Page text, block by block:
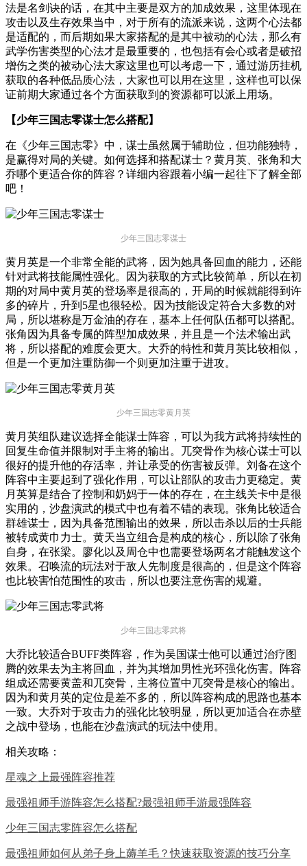
法是名剑诀的话，在其中主要是双方的加成效果，这里体现在
攻击以及生存效果当中，对于所有的流派来说，这两个心法都
是适配的，而后期如果大家搭配的是其中被动的心法，那么有
武学伤害类型的心法才是最重要的，也包括有会心或者是破招
增伤之类的被动心法大家这里也可以考虑一下，通过游历挂机
获取的各种低品质心法，大家也可以用在这里，这样也可以保
证前期大家通过各个方面获取到的资源都可以派上用场。
【少年三国志零谋士怎么搭配】
在《少年三国志零》中，谋士虽然属于辅助位，但功能独特，
是赢得对局的关键。如何选择和搭配谋士？黄月英、张角和大
乔哪个更适合你的阵容？详细内容跟着小编一起往下了解全部
吧！
少年三国志零谋士
黄月英是一个非常全能的武将，因为她具备回血的能力，还能
针对武将技能属性强化。因为获取的方式比较简单，所以在初
期的对局中黄月英的登场率是很高的，开局的时候就能得到许
多的碎片，升到5星也很轻松。因为技能设定符合大多数的对
局，所以堪称是万金油的存在，基本上任何队伍都可以搭配。
张角因为具备专属的阵型加成效果，并且是一个法术输出武
将，所以搭配的难度会更大。大乔的特性和黄月英比较相似，
但是一个更加注重防御一个则更加注重于进攻。
少年三国志零黄月英
黄月英组队建议选择全能谋士阵容，可以为我方武将持续性的
回复生命值并限制对手主将的输出。兀突骨作为核心谋士可以
很好的提升他的存活率，并让承受的伤害被反弹。刘备在这个
阵容中主要起到了强化作用，可以让部队的攻击力更稳定。黄
月英算是结合了控制和奶妈于一体的存在，在主线关卡中是很
实用的，沙盘演武的模式中也有着不错的表现。张角比较适合
群雄谋士，因为具备范围输出的效果，所以击杀以后的士兵能
被转成黄巾力士。黄天当立组合是构成的核心，所以除了张角
自身，在张梁。廖化以及周仓中也需要登场两名才能触发这个
效果。召唤流的玩法对于敌人先制度是很高的，但是这个阵容
也比较害怕范围性的攻击，所以也要注意伤害的规避。
少年三国志零武将
大乔比较适合BUFF类阵容，作为吴国谋士他可以通过治疗图
腾的效果去为主将回血，并为其增加男性光环强化伤害。阵容
组成还需要黄盖和兀突骨，主将位置中兀突骨是核心的输出。
因为和黄月英的定位是差不多的，所以阵容构成的思路也基本
一致。大乔对于攻击力的强化比较明显，所以更加适合在赤壁
之战中登场，也能在沙盘演武的玩法中使用。
相关攻略：
星魂之上最强阵容推荐
最强祖师手游阵容怎么搭配?最强祖师手游最强阵容
少年三国志零阵容怎么搭配
最强祖师如何从弟子身上薅羊毛？快速获取资源的技巧分享